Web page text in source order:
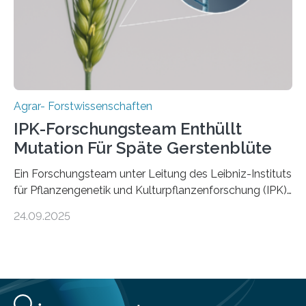
Fachzeitschrift „Nature“ veröffentlicht. Die
Forschungsgruppe hat die Evolution und…
Agrar- Forstwissenschaften
IPK-Forschungsteam Enthüllt
Mutation Für Späte Gerstenblüte
Ein Forschungsteam unter Leitung des Leibniz-Instituts
für Pflanzengenetik und Kulturpflanzenforschung (IPK)
entdeckt, das Gerste in Regionen mit langen
Sammlungen von Wild- und domestizierter Gerste
24.09.2025